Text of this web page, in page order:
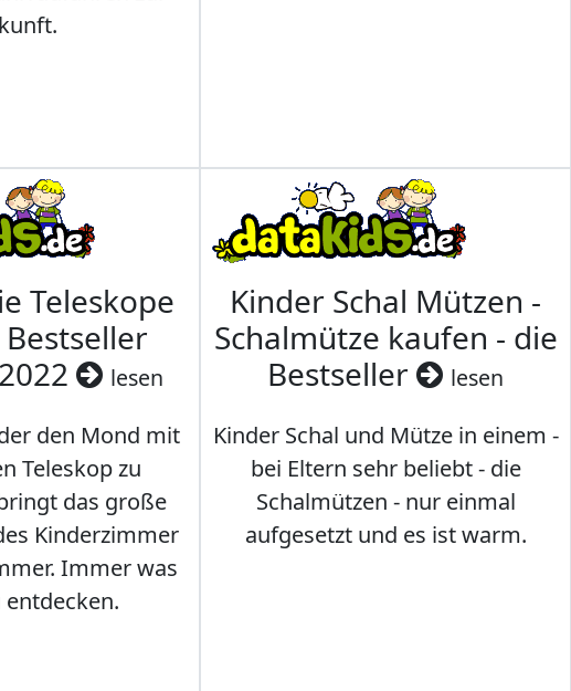
Teleskope
lesen
den Mond mit
Teleskop zu
das große
Kinderzimmer
Immer was
entdecken.
Kinder Schal Mützen -
Schalmütze kaufen - die
Bestseller
lesen
Kinder Schal und Mütze in einem -
bei Eltern sehr beliebt - die
Schalmützen - nur einmal
aufgesetzt und es ist warm.